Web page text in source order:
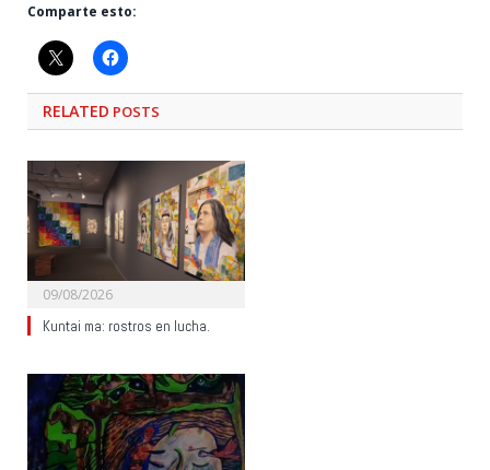
Comparte esto:
RELATED POSTS
09/08/2026
Kuntai ma: rostros en lucha.